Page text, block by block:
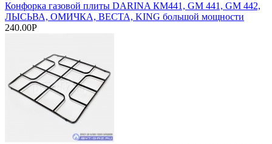
Конфорка газовой плиты DARINA КМ441, GM 441, GM 442,
ЛЫСЬВА, ОМИЧКА, ВЕСТА, KING большой мощности
240.00Р